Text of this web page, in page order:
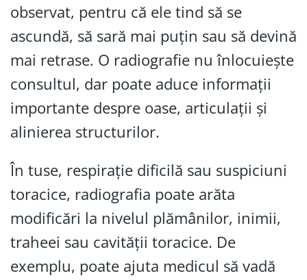
observat, pentru că ele tind să se
ascundă, să sară mai puțin sau să devină
mai retrase. O radiografie nu înlocuiește
consultul, dar poate aduce informații
importante despre oase, articulații și
alinierea structurilor.
În tuse, respirație dificilă sau suspiciuni
toracice, radiografia poate arăta
modificări la nivelul plămânilor, inimii,
traheei sau cavității toracice. De
exemplu, poate ajuta medicul să vadă